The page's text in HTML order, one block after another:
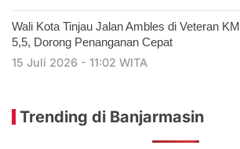
​Wali Kota Tinjau Jalan Ambles di Veteran KM
5,5, Dorong Penanganan Cepat
15 Juli 2026 - 11:02 WITA
Trending di Banjarmasin